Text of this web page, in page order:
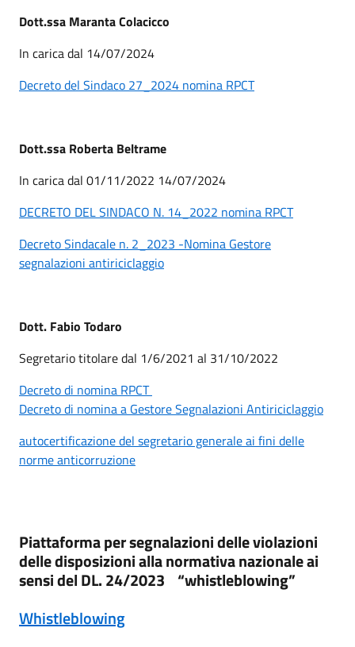
Dott.ssa Maranta Colacicco
In carica dal 14/07/2024
Decreto del Sindaco 27_2024 nomina RPCT
Dott.ssa Roberta Beltrame
In carica dal 01/11/2022 14/07/2024
DECRETO DEL SINDACO N. 14_2022 nomina RPCT
Decreto Sindacale n. 2_2023 -Nomina Gestore
segnalazioni antiriciclaggio
Dott. Fabio Todaro
Segretario titolare dal 1/6/2021 al 31/10/2022
Decreto di nomina RPCT
Decreto di nomina a Gestore Segnalazioni Antiriciclaggio
autocertificazione del segretario generale ai fini delle
norme anticorruzione
Piattaforma per segnalazioni delle violazioni
delle disposizioni alla normativa nazionale ai
sensi del DL. 24/2023 “whistleblowing”
Whistleblowing